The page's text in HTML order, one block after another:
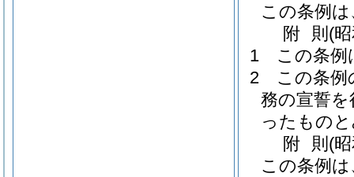
この条例
附 則 (
1
この条例
2
この条例
務の宣誓
ったもの
附 則 (
この条例